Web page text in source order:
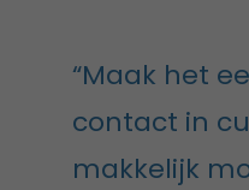
“Maak het
contact in
makkelijk